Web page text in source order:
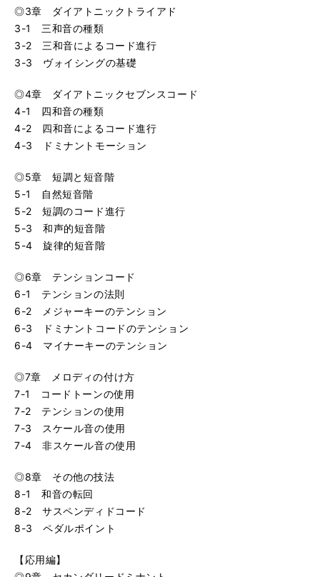
◎3章 ダイアトニックトライアド
3-1 三和音の種類
3-2 三和音によるコード進行
3-3 ヴォイシングの基礎
◎4章 ダイアトニックセブンスコード
4-1 四和音の種類
4-2 四和音によるコード進行
4-3 ドミナントモーション
◎5章 短調と短音階
5-1 自然短音階
5-2 短調のコード進行
5-3 和声的短音階
5-4 旋律的短音階
◎6章 テンションコード
6-1 テンションの法則
6-2 メジャーキーのテンション
6-3 ドミナントコードのテンション
6-4 マイナーキーのテンション
◎7章 メロディの付け方
7-1 コードトーンの使用
7-2 テンションの使用
7-3 スケール音の使用
7-4 非スケール音の使用
◎8章 その他の技法
8-1 和音の転回
8-2 サスペンディドコード
8-3 ペダルポイント
【応用編】